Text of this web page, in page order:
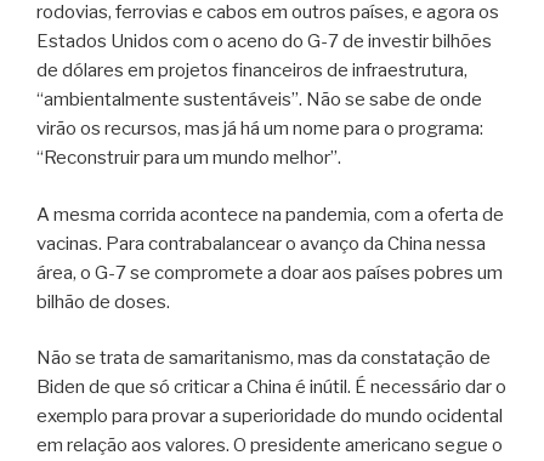
rodovias, ferrovias e cabos em outros países, e agora os
Estados Unidos com o aceno do G-7 de investir bilhões
de dólares em projetos financeiros de infraestrutura,
“ambientalmente sustentáveis”. Não se sabe de onde
virão os recursos, mas já há um nome para o programa:
“Reconstruir para um mundo melhor”.
A mesma corrida acontece na pandemia, com a oferta de
vacinas. Para contrabalancear o avanço da China nessa
área, o G-7 se compromete a doar aos países pobres um
bilhão de doses.
Não se trata de samaritanismo, mas da constatação de
Biden de que só criticar a China é inútil. É necessário dar o
exemplo para provar a superioridade do mundo ocidental
em relação aos valores. O presidente americano segue o